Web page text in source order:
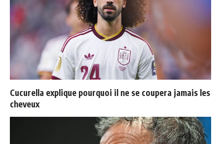
Cucurella explique pourquoi il ne se coupera jamais les
cheveux